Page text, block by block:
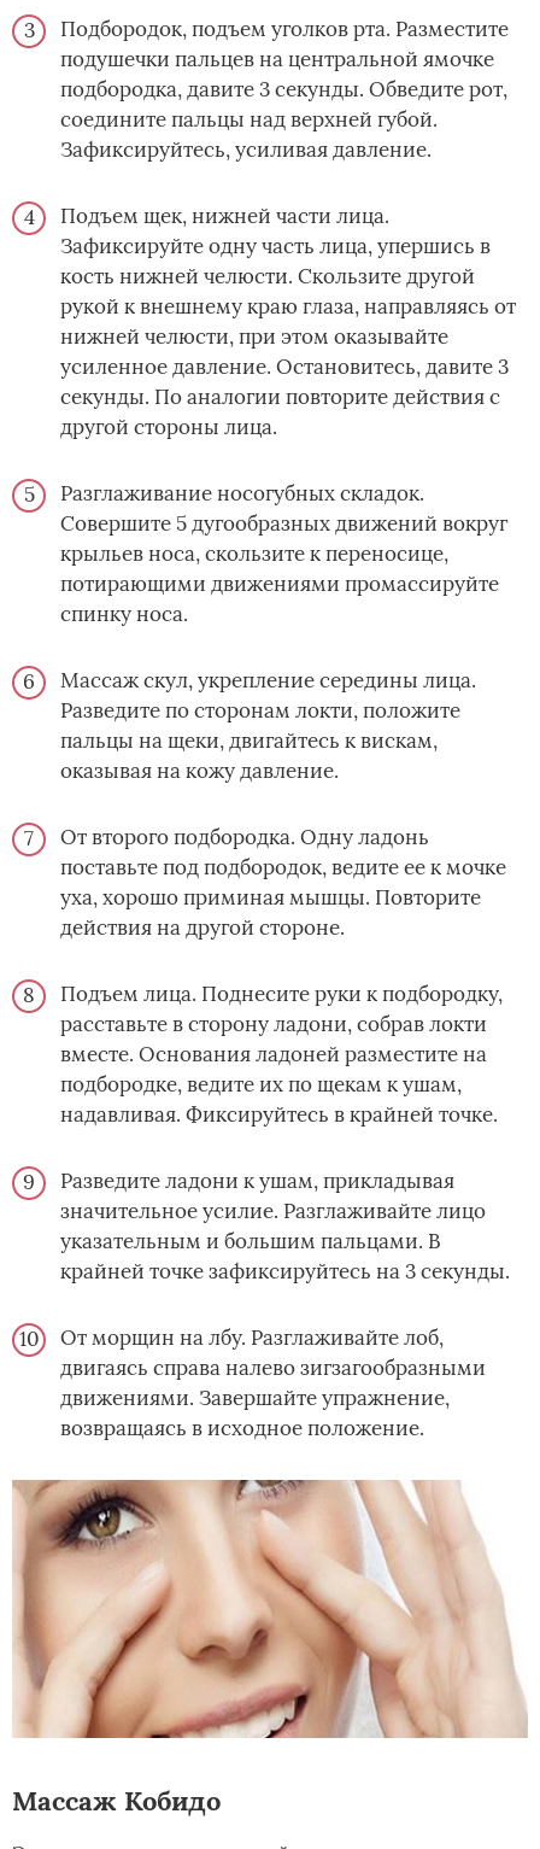
Подбородок, подъем уголков рта. Разместите
подушечки пальцев на центральной ямочке
подбородка, давите 3 секунды. Обведите рот,
соедините пальцы над верхней губой.
Зафиксируйтесь, усиливая давление.
Подъем щек, нижней части лица.
Зафиксируйте одну часть лица, упершись в
кость нижней челюсти. Скользите другой
рукой к внешнему краю глаза, направляясь от
нижней челюсти, при этом оказывайте
усиленное давление. Остановитесь, давите 3
секунды. По аналогии повторите действия с
другой стороны лица.
Разглаживание носогубных складок.
Совершите 5 дугообразных движений вокруг
крыльев носа, скользите к переносице,
потирающими движениями промассируйте
спинку носа.
Массаж скул, укрепление середины лица.
Разведите по сторонам локти, положите
пальцы на щеки, двигайтесь к вискам,
оказывая на кожу давление.
От второго подбородка. Одну ладонь
поставьте под подбородок, ведите ее к мочке
уха, хорошо приминая мышцы. Повторите
действия на другой стороне.
Подъем лица. Поднесите руки к подбородку,
расставьте в сторону ладони, собрав локти
вместе. Основания ладоней разместите на
подбородке, ведите их по щекам к ушам,
надавливая. Фиксируйтесь в крайней точке.
Разведите ладони к ушам, прикладывая
значительное усилие. Разглаживайте лицо
указательным и большим пальцами. В
крайней точке зафиксируйтесь на 3 секунды.
От морщин на лбу. Разглаживайте лоб,
двигаясь справа налево зигзагообразными
движениями. Завершайте упражнение,
возвращаясь в исходное положение.
Массаж Кобидо